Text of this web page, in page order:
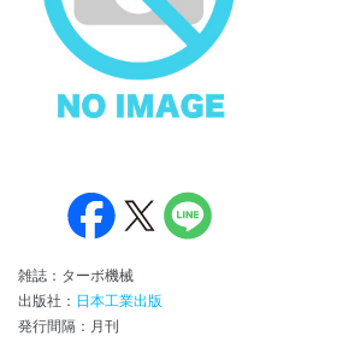
雑誌：ターボ機械
出版社： 日本工業出版
発行間隔：月刊